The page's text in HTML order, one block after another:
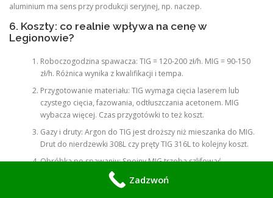
aluminium ma sens przy produkcji seryjnej, np. naczep.
6. Koszty: co realnie wpływa na cenę w
Legionowie?
Roboczogodzina spawacza: TIG = 120-200 zł/h. MIG = 90-150
zł/h. Różnica wynika z kwalifikacji i tempa.
Przygotowanie materiału: TIG wymaga cięcia laserem lub
czystego cięcia, fazowania, odtłuszczania acetonem. MIG
wybacza więcej. Czas przygotówki to też koszt.
Gazy i druty: Argon do TIG jest droższy niż mieszanka do MIG.
Drut do nierdzewki 308L czy pręty TIG 316L to kolejny koszt.
Obróbka po spawaniu: Spoiny MIG trzeba szlifować,
szczotkować, czyścić z odprysków. TIG często wystarczy
wytrawić. Czasem bilans wychodzi na zero.
Zadzwoń